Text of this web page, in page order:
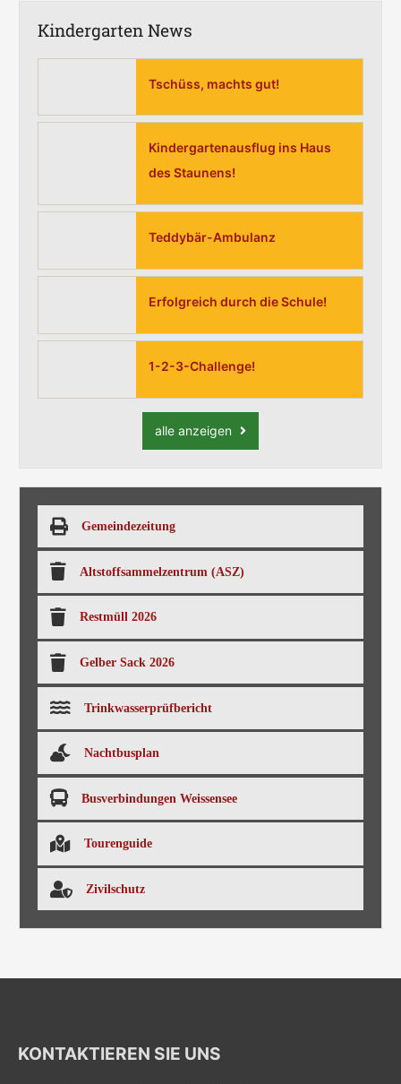
Kindergarten News
Tschüss, machts gut!
Kindergartenausflug ins Haus
des Staunens!
Teddybär-Ambulanz
Erfolgreich durch die Schule!
1-2-3-Challenge!
alle anzeigen
Gemeindezeitung
Altstoffsammelzentrum (ASZ)
Restmüll 2026
Gelber Sack 2026
Trinkwasserprüfbericht
Nachtbusplan
Busverbindungen Weissensee
Tourenguide
Zivilschutz
KONTAKTIEREN SIE UNS